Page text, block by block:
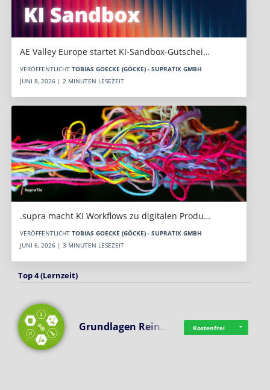
AE Valley Europe startet KI-Sandbox-Gutschei…
VERÖFFENTLICHT TOBIAS GOECKE (GÖCKE) - SUPRATIX GMBH
JUNI 8, 2026 | 2 MINUTEN LESEZEIT
.supra macht KI Workflows zu digitalen Produ…
VERÖFFENTLICHT TOBIAS GOECKE (GÖCKE) - SUPRATIX GMBH
JUNI 6, 2026 | 3 MINUTEN LESEZEIT
Top 4 (Lernzeit)
Grundlagen Rein… Kostenfrei